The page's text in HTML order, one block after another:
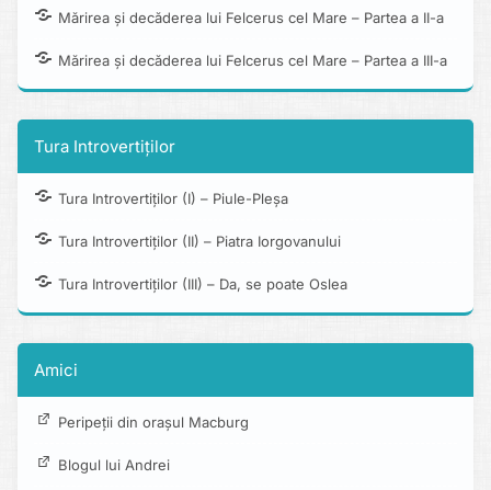
Mărirea și decăderea lui Felcerus cel Mare – Partea a II-a
Mărirea și decăderea lui Felcerus cel Mare – Partea a III-a
Tura Introvertiților
Tura Introvertiților (I) – Piule-Pleșa
Tura Introvertiților (II) – Piatra Iorgovanului
Tura Introvertiților (III) – Da, se poate Oslea
Amici
Peripeții din orașul Macburg
Blogul lui Andrei